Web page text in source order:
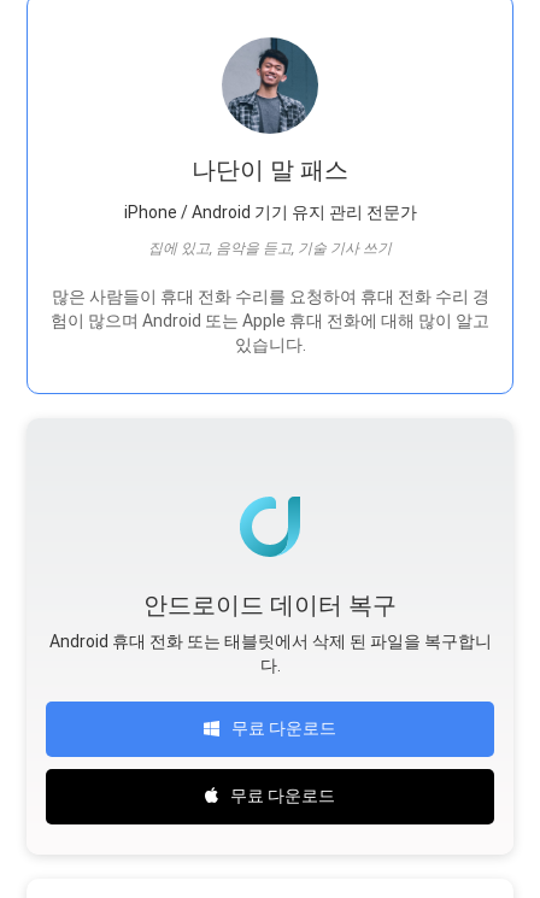
나단이 말 패스
iPhone / Android 기기 유지 관리 전문가
집에 있고, 음악을 듣고, 기술 기사 쓰기
많은 사람들이 휴대 전화 수리를 요청하여 휴대 전화 수리 경
험이 많으며 Android 또는 Apple 휴대 전화에 대해 많이 알고
있습니다.
안드로이드 데이터 복구
Android 휴대 전화 또는 태블릿에서 삭제 된 파일을 복구합니
다.
무료 다운로드
무료 다운로드